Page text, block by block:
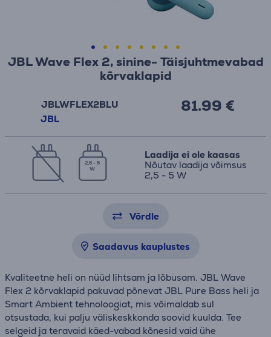
JBL Wave Flex 2, sinine- Täisjuhtmevabad
kõrvaklapid
JBLWFLEX2BLU
JBL
81.99 €
2,5 - 5
W
Laadija ei ole kaasas
Nõutav laadija võimsus
2,5 - 5 W
Võrdle
Saadavus kauplustes
Kvaliteetne heli on nüüd lihtsam ja lõbusam. JBL Wave
Flex 2 kõrvaklapid pakuvad põnevat JBL Pure Bass heli ja
Smart Ambient tehnoloogiat, mis võimaldab sul
otsustada, kui palju väliskeskkonda soovid kuulda. Tee
selgeid ja teravaid käed-vabad kõnesid vaid ühe